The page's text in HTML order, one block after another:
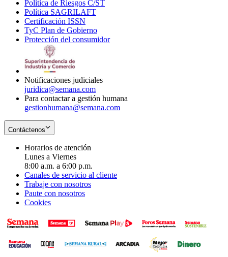
window
in
Política de Riesgos C/ST
Política SAGRILAFT
new
window
Certificación ISSN
in
new
TyC Plan de Gobierno
in
Protección del consumidorOpens
Notificaciones judiciales
juridica@semana.com
Para contactar a gestión humana
gestionhumana@semana.com
Contáctenos
Horarios de atención
Lunes a Viernes
8:00 a.m. a 6:00 p.m.
Canales de servicio al cliente
Trabaje con nosotros
Paute con nosotros
Cookies